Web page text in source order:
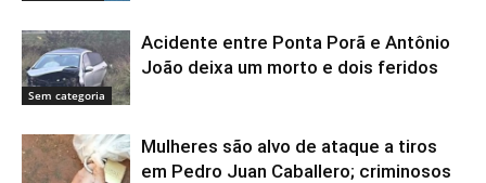
Sem categoria
Acidente entre Ponta Porã e Antônio
João deixa um morto e dois feridos
Mulheres são alvo de ataque a tiros
em Pedro Juan Caballero; criminosos